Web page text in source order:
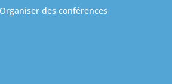
Organiser des conférences